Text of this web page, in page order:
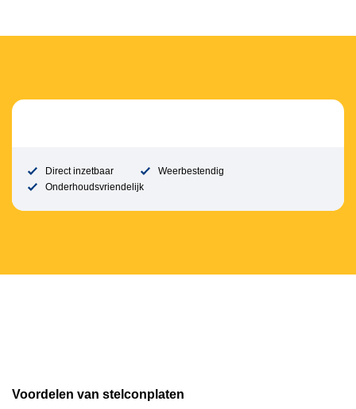
Direct inzetbaar
Weerbestendig
Onderhoudsvriendelijk
Voordelen van stelconplaten